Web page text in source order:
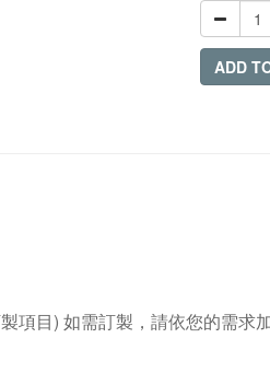
ADD
項目) 如需訂製，請依您的需求